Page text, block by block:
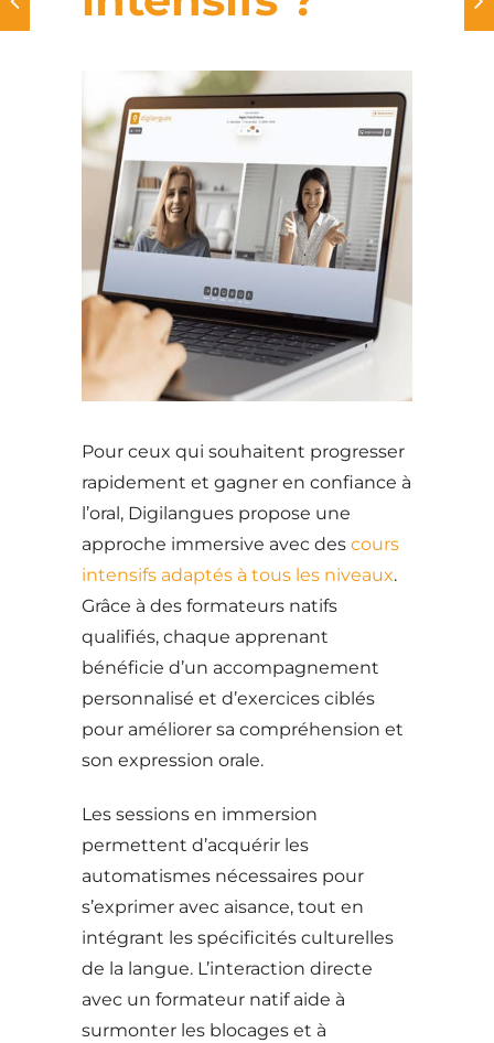
Pour ceux qui souhaitent progresser
rapidement et gagner en confiance à
l’oral, Digilangues propose une
approche immersive avec des cours
intensifs adaptés à tous les niveaux.
Grâce à des formateurs natifs
qualifiés, chaque apprenant
bénéficie d’un accompagnement
personnalisé et d’exercices ciblés
pour améliorer sa compréhension et
son expression orale.
Les sessions en immersion
permettent d’acquérir les
automatismes nécessaires pour
s’exprimer avec aisance, tout en
intégrant les spécificités culturelles
de la langue. L’interaction directe
avec un formateur natif aide à
surmonter les blocages et à